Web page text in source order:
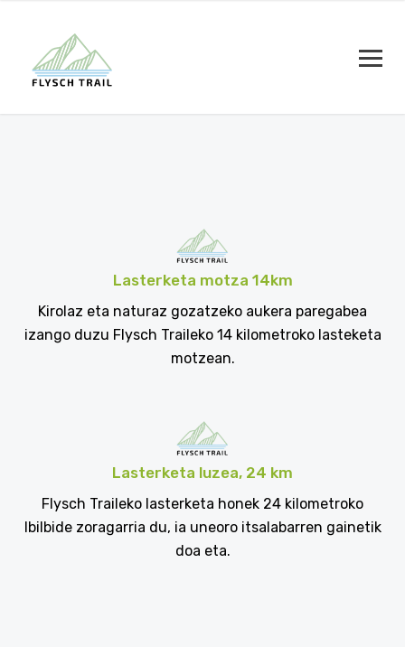
Lasterketa motza 14km
Kirolaz eta naturaz gozatzeko aukera paregabea
izango duzu Flysch Traileko 14 kilometroko lasteketa
motzean.
Lasterketa luzea, 24 km
Flysch Traileko lasterketa honek 24 kilometroko
Ibilbide zoragarria du, ia uneoro itsalabarren gainetik
doa eta.